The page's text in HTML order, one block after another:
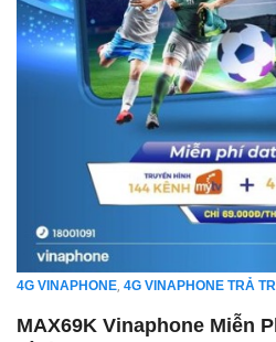
4G VINAPHONE, 4G VINAPHONE TRẢ
MAX69K Vinaphone Miễn